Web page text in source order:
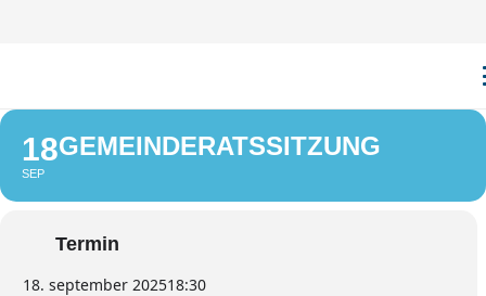
18
SEP
GEMEINDERATSSITZUNG
Termin
18. september 202518:30